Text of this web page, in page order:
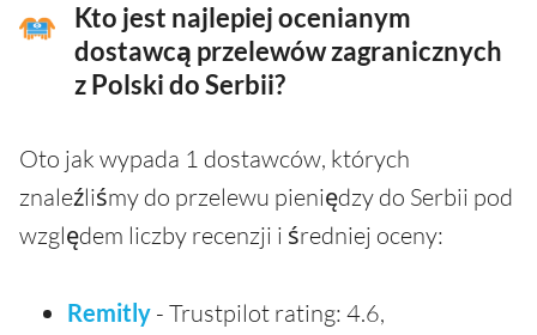
Kto jest najlepiej ocenianym
dostawcą przelewów zagranicznych
z Polski do Serbii?
Oto jak wypada 1 dostawców, których
znaleźliśmy do przelewu pieniędzy do Serbii pod
względem liczby recenzji i średniej oceny:
Remitly - Trustpilot rating: 4.6,